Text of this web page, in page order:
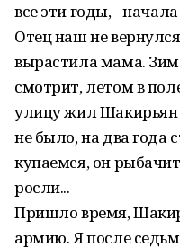
все эти годы, -
Отец наш не
вырастила мама.
смотрит, летом в
улицу жил Шакирьян
не было, на два года
купаемся, он
росли...
Пришло время,
армию. Я после